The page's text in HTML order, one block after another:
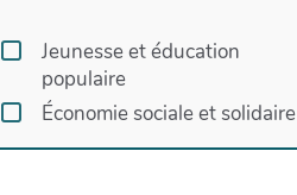
Jeunesse et éducation
populaire
Économie sociale et solidaire